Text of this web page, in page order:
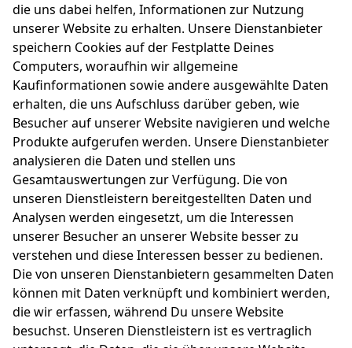
die uns dabei helfen, Informationen zur Nutzung
unserer Website zu erhalten. Unsere Dienstanbieter
speichern Cookies auf der Festplatte Deines
Computers, woraufhin wir allgemeine
Kaufinformationen sowie andere ausgewählte Daten
erhalten, die uns Aufschluss darüber geben, wie
Besucher auf unserer Website navigieren und welche
Produkte aufgerufen werden. Unsere Dienstanbieter
analysieren die Daten und stellen uns
Gesamtauswertungen zur Verfügung. Die von
unseren Dienstleistern bereitgestellten Daten und
Analysen werden eingesetzt, um die Interessen
unserer Besucher an unserer Website besser zu
verstehen und diese Interessen besser zu bedienen.
Die von unseren Dienstanbietern gesammelten Daten
können mit Daten verknüpft und kombiniert werden,
die wir erfassen, während Du unsere Website
besuchst. Unseren Dienstleistern ist es vertraglich